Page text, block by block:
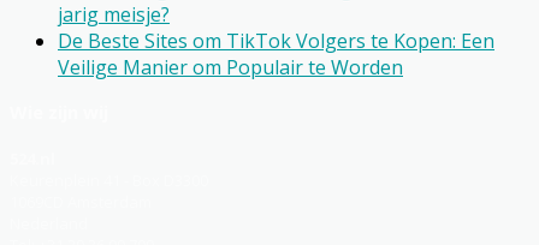
jarig meisje?
De Beste Sites om TikTok Volgers te Kopen: Een
Veilige Manier om Populair te Worden